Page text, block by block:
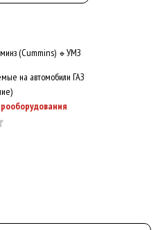
(Cummins) 🔹 УМЗ
на автомобили ГАЗ